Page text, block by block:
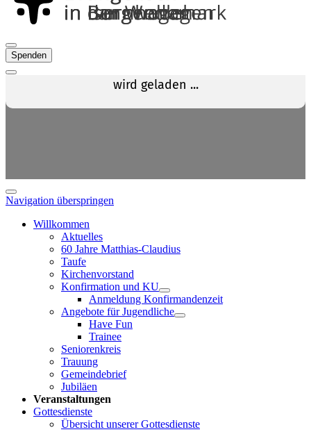
Spenden
Navigation überspringen
Willkommen
Aktuelles
60 Jahre Matthias-Claudius
Taufe
Kirchenvorstand
Konfirmation und KU
Anmeldung Konfirmandenzeit
Angebote für Jugendliche
Have Fun
Trainee
Seniorenkreis
Trauung
Gemeindebrief
Jubiläen
Veranstaltungen
Gottesdienste
Übersicht unserer Gottesdienste